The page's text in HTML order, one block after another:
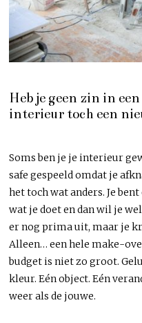
Heb je geen zin in
interieur toch een
Soms ben je je interieur
safe gespeeld omdat je
het toch wat anders. Je
wat je doet en dan wil je
er nog prima uit, maar je
Alleen… een hele make-
budget is niet zo groot.
kleur. Eén object. Eén
weer als de jouwe.